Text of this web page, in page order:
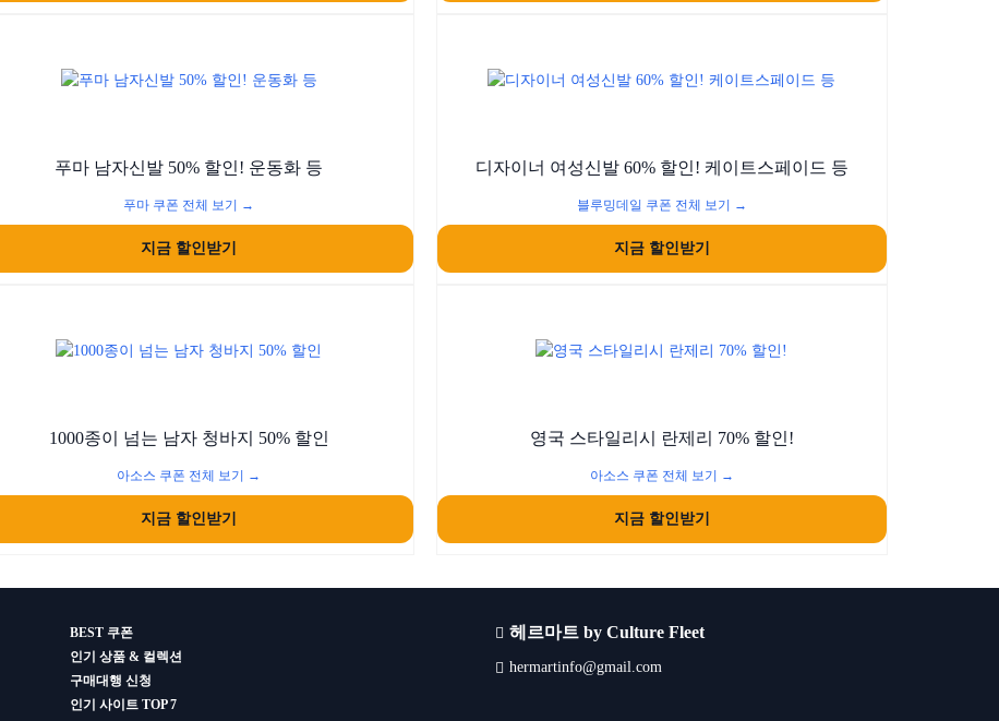
푸마 남자신발 50% 할인! 운동화 등
푸마 쿠폰 전체 보기 →
지금 할인받기
디자이너 여성신발 60% 할인! 케이트스페이드 등
블루밍데일 쿠폰 전체 보기 →
지금 할인받기
1000종이 넘는 남자 청바지 50% 할인
아소스 쿠폰 전체 보기 →
지금 할인받기
영국 스타일리시 란제리 70% 할인!
아소스 쿠폰 전체 보기 →
지금 할인받기
BEST 쿠폰
인기 상품 & 컬렉션
구매대행 신청
인기 사이트 TOP 7
헤르마트 by Culture Fleet
hermartinfo@gmail.com